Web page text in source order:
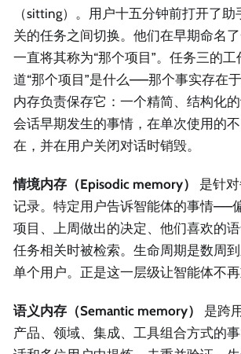
（sitting）。用户十五分钟前打开了
关的任务之间切换。他们在早期命名
一直将其称为“那个项目”。任务三的
道“那个项目”是什么——那个事实存在
内存负责保存它：一个精简、结构化
会话早期发生的事情，在单次使用的
在，并在用户关闭对话时销毁。
情境内存（Episodic memory）
是针
记录。特定用户告诉智能体的事情——
项目、上周做出的决定、他们喜欢的
任务相关时被检索。生命周期是数周
单个用户。正是这一层级让智能体不再
语义内存（Semantic memory）
是跨
产品、领域、集成、工具组合方式的